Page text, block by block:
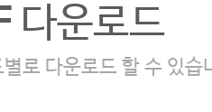
다운로드
별로 다운로드 할 수 있습